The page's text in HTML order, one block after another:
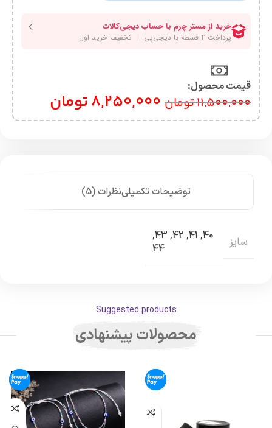
قیمت محصول:​
11,500,000تومان 8,250,000تومان
توضیحات تکمیلینظرات (5)
سایز 40
,
41
,
42
,
43
,
44
Suggested products
محصولات پیشنهادی